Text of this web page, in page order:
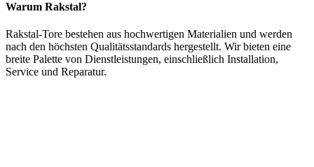
Warum Rakstal?
Rakstal-Tore bestehen aus hochwertigen Materialien und werden
nach den höchsten Qualitätsstandards hergestellt. Wir bieten eine
breite Palette von Dienstleistungen, einschließlich Installation,
Service und Reparatur.